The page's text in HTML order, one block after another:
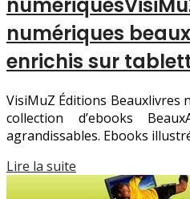
numériques
enrichis sur
VisiMuZ Éditions Beauxlivres
collection d’ebooks
agrandissables. Ebooks
Lire la suite